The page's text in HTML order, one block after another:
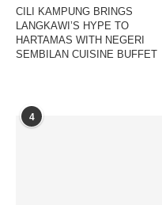
CILI KAMPUNG BRINGS
LANGKAWI’S HYPE TO
HARTAMAS WITH NEGERI
SEMBILAN CUISINE BUFFET
4